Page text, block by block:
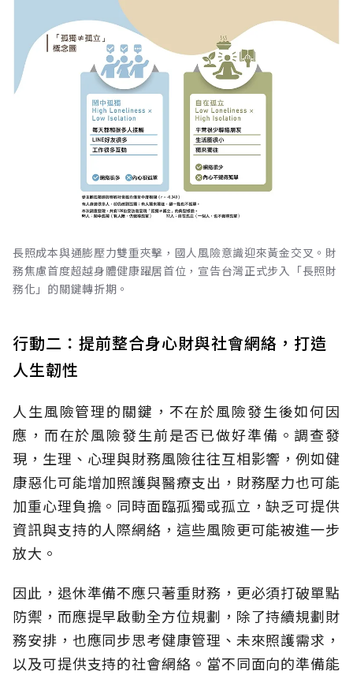
長照成本與通膨壓力雙重夾擊，國人風險意識迎來黃金交叉。財
務焦慮首度超越身體健康躍居首位，宣告台灣正式步入「長照財
務化」的關鍵轉折期。
行動二：提前整合身心財與社會網絡，打造
人生韌性
人生風險管理的關鍵，不在於風險發生後如何因
應，而在於風險發生前是否已做好準備。調查發
現，生理、心理與財務風險往往互相影響，例如健
康惡化可能增加照護與醫療支出，財務壓力也可能
加重心理負擔。同時面臨孤獨或孤立，缺乏可提供
資訊與支持的人際網絡，這些風險更可能被進一步
放大。
因此，退休準備不應只著重財務，更必須打破單點
防禦，而應提早啟動全方位規劃，除了持續規劃財
務安排，也應同步思考健康管理、未來照護需求，
以及可提供支持的社會網絡。當不同面向的準備能